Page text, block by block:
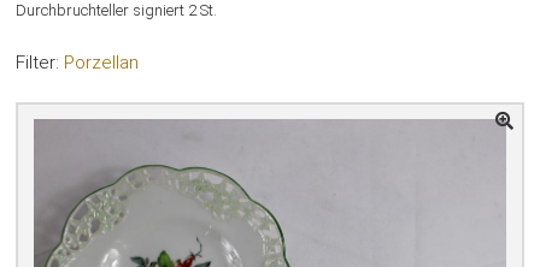
ÜBER UNS
KONTAKT
Durchbruchteller signiert 2 St.
Filter: Porzellan